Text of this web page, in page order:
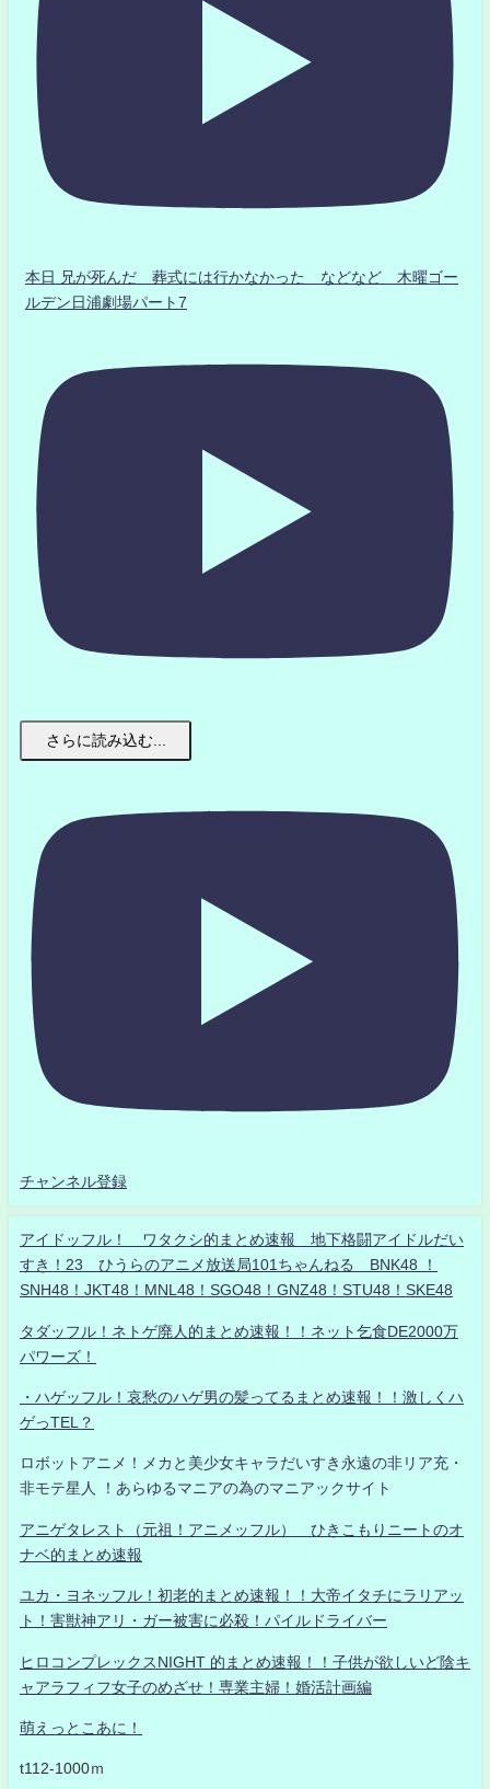
本日 兄が死んだ 葬式には行かなかった などなど 木曜ゴー
ルデン日浦劇場パート7
さらに読み込む...
チャンネル登録
アイドッフル！ ワタクシ的まとめ速報 地下格闘アイドルだい
すき！23 ひうらのアニメ放送局101ちゃんねる BNK48 ！
SNH48！JKT48！MNL48！SGO48！GNZ48！STU48！SKE48
タダッフル！ネトゲ廃人的まとめ速報！！ネット乞食DE2000万
パワーズ！
・ハゲッフル！哀愁のハゲ男の髪ってるまとめ速報！！激しくハ
ゲっTEL？
ロボットアニメ！メカと美少女キャラだいすき永遠の非リア充・
非モテ星人 ！あらゆるマニアの為のマニアックサイト
アニゲタレスト（元祖！アニメッフル） ひきこもりニートのオ
ナベ的まとめ速報
ユカ・ヨネッフル！初老的まとめ速報！！大帝イタチにラリアッ
ト！害獣神アリ・ガー被害に必殺！パイルドライバー
ヒロコンプレックスNIGHT 的まとめ速報！！子供が欲しいど陰キ
ャアラフィフ女子のめざせ！専業主婦！婚活計画編
萌えっとこあに！
t112-1000ｍ